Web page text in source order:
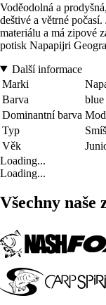
Voděodolná a
deštivé a větrné
materiálu a má zipové
potisk Napapijri
Další informace
Marki
Barva
blue
Dominantní barva
Typ
Věk
Loading...
Loading...
Všechny naše